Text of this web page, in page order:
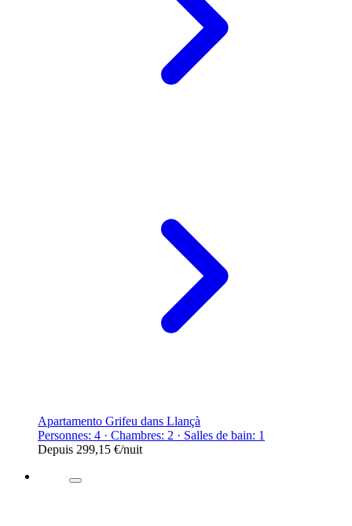
Apartamento Grifeu dans Llançà
Personnes: 4 · Chambres: 2 · Salles de bain: 1
Depuis 299,15 €/nuit